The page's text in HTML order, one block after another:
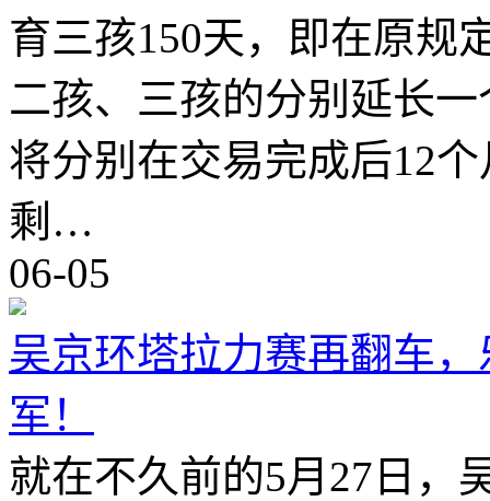
育三孩150天，即在原规
二孩、三孩的分别延长
将分别在交易完成后12
剩…
06-05
吴京环塔拉力赛再翻车
军！
就在不久前的5月27日，